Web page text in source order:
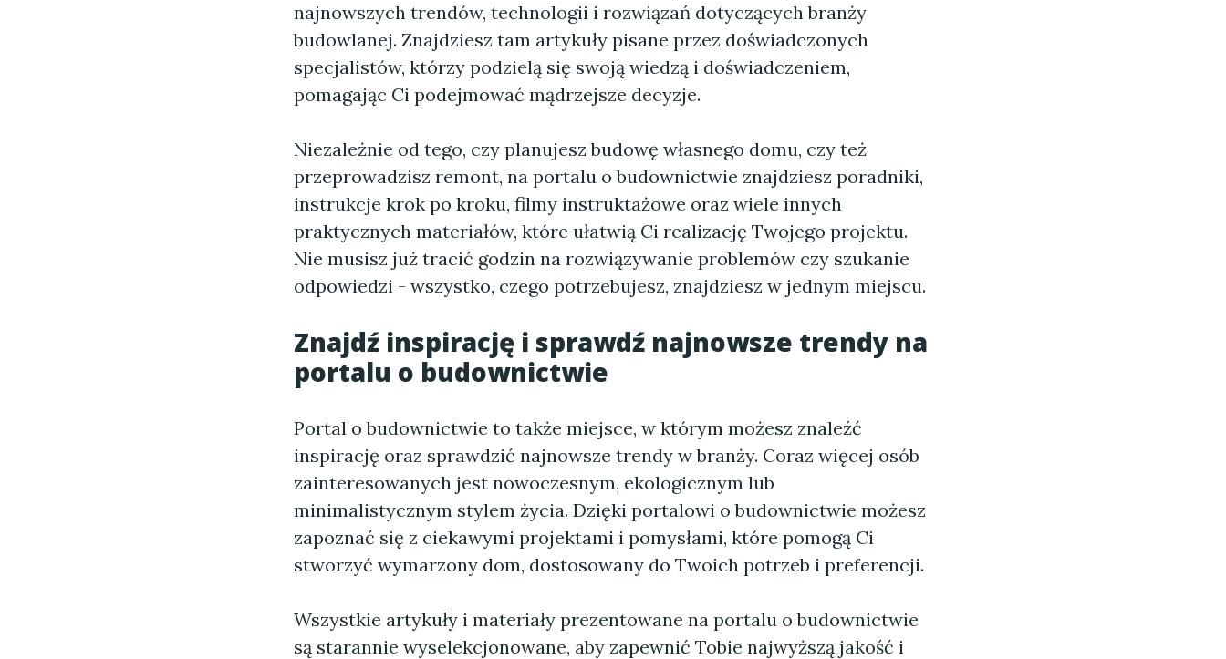
najnowszych trendów, technologii i rozwiązań dotyczących branży
budowlanej. Znajdziesz tam artykuły pisane przez doświadczonych
specjalistów, którzy podzielą się swoją wiedzą i doświadczeniem,
pomagając Ci podejmować mądrzejsze decyzje.
Niezależnie od tego, czy planujesz budowę własnego domu, czy też
przeprowadzisz remont, na portalu o budownictwie znajdziesz poradniki,
instrukcje krok po kroku, filmy instruktażowe oraz wiele innych
praktycznych materiałów, które ułatwią Ci realizację Twojego projektu.
Nie musisz już tracić godzin na rozwiązywanie problemów czy szukanie
odpowiedzi - wszystko, czego potrzebujesz, znajdziesz w jednym miejscu.
Znajdź inspirację i sprawdź najnowsze trendy na
portalu o budownictwie
Portal o budownictwie to także miejsce, w którym możesz znaleźć
inspirację oraz sprawdzić najnowsze trendy w branży. Coraz więcej osób
zainteresowanych jest nowoczesnym, ekologicznym lub
minimalistycznym stylem życia. Dzięki portalowi o budownictwie możesz
zapoznać się z ciekawymi projektami i pomysłami, które pomogą Ci
stworzyć wymarzony dom, dostosowany do Twoich potrzeb i preferencji.
Wszystkie artykuły i materiały prezentowane na portalu o budownictwie
są starannie wyselekcjonowane, aby zapewnić Tobie najwyższą jakość i